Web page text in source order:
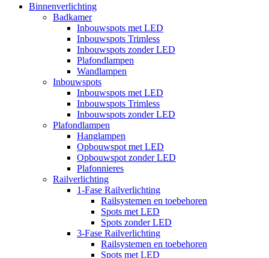
Binnenverlichting
Badkamer
Inbouwspots met LED
Inbouwspots Trimless
Inbouwspots zonder LED
Plafondlampen
Wandlampen
Inbouwspots
Inbouwspots met LED
Inbouwspots Trimless
Inbouwspots zonder LED
Plafondlampen
Hanglampen
Opbouwspot met LED
Opbouwspot zonder LED
Plafonnieres
Railverlichting
1-Fase Railverlichting
Railsystemen en toebehoren
Spots met LED
Spots zonder LED
3-Fase Railverlichting
Railsystemen en toebehoren
Spots met LED